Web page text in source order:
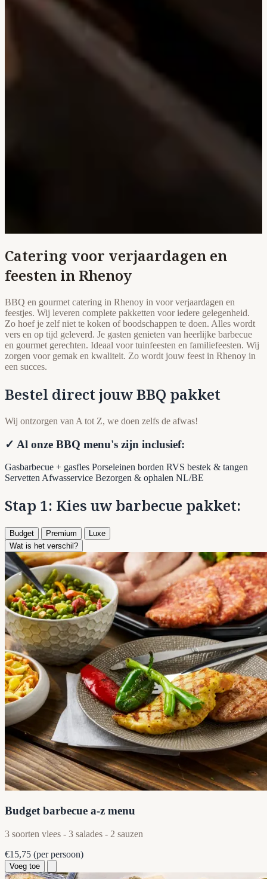
Catering voor verjaardagen en
feesten in Rhenoy
BBQ en gourmet catering in Rhenoy in voor verjaardagen en
feestjes. Wij leveren complete pakketten voor iedere gelegenheid.
Zo hoef je zelf niet te koken of boodschappen te doen. Alles wordt
vers en op tijd geleverd. Je gasten genieten van heerlijke barbecue
en gourmet gerechten. Ideaal voor tuinfeesten en familiefeesten. Wij
zorgen voor gemak en kwaliteit. Zo wordt jouw feest in Rhenoy in
een succes.
Bestel direct jouw BBQ pakket
Wij ontzorgen van A tot Z, we doen zelfs de afwas!
✓ Al onze BBQ menu's zijn inclusief:
Gasbarbecue + gasfles Porseleinen borden RVS bestek & tangen
Servetten Afwasservice Bezorgen & ophalen NL/BE
Stap 1: Kies uw barbecue pakket:
Budget Premium
Luxe
Wat is het verschil?
Budget barbecue a-z menu
3 soorten vlees - 3 salades - 2 sauzen
€15,75 (per persoon)
Voeg toe